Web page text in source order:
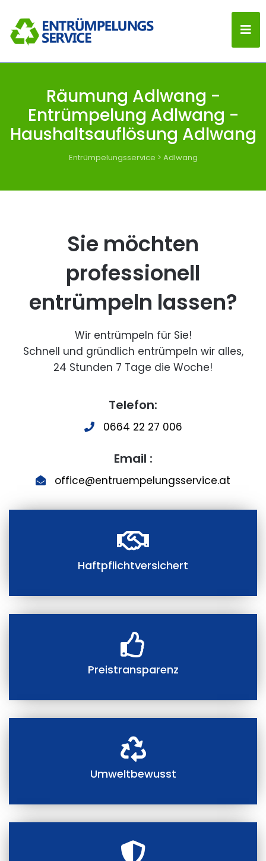
Räumung Adlwang -
Entrümpelung Adlwang -
Haushaltsauflösung Adlwang
Entrümpelungsservice > Adlwang
Sie möchten
professionell
entrümpeln lassen?
Wir entrümpeln für Sie!
Schnell und gründlich entrümpeln wir alles,
24 Stunden 7 Tage die Woche!
Telefon:
0664 22 27 006
Email :
office@entruempelungsservice.at
Haftpflichtversichert
Preistransparenz
Umweltbewusst